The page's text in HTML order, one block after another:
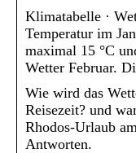
Klimatabelle ·
Temperatur im
maximal 15 °C
Wetter Februar.
Wie wird das
Reisezeit? und
Rhodos-Urlaub
Antworten.